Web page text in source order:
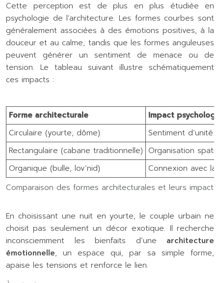
Cette perception est de plus en plus étudiée en
psychologie de l’architecture. Les formes courbes sont
généralement associées à des émotions positives, à la
douceur et au calme, tandis que les formes anguleuses
peuvent générer un sentiment de menace ou de
tension. Le tableau suivant illustre schématiquement
ces impacts :
Comparaison des formes architecturales et leurs
Forme architecturale
Impact
Circulaire (yourte, dôme)
Sentiment
Rectangulaire (cabane traditionnelle) Organisation
Organique (bulle, lov’nid)
Connexion avec la
En choisissant une nuit en yourte, le couple urbain ne
choisit pas seulement un décor exotique. Il recherche
inconsciemment les bienfaits d’une architecture
émotionnelle, un espace qui, par sa simple forme,
apaise les tensions et renforce le lien.